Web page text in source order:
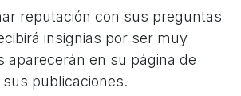
reputación con sus preguntas
insignias por ser muy
aparecerán en su página de
publicaciones.